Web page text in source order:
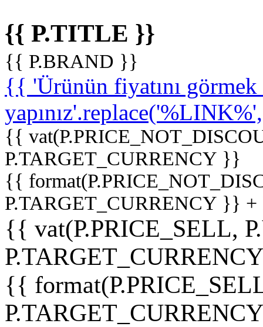
{{ P.TITLE }}
{{ P.BRAND }}
{{ 'Ürünün fiyatını
{{
P.TARGET_CURRENCY }}
{{
P.TARGET_CURRENCY }}
{{ vat(P.PRICE_SELL,
{{